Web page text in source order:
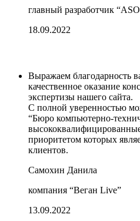
главный разработчик
18.09.2022
Выражаем благодарность
качественное оказание
экспертизы нашего сайта.
С полной уверенностью
“Бюро компьютерно-
приоритетом которых
клиентов.
Самохин Данила
компания “Веган Live”
13.09.2022